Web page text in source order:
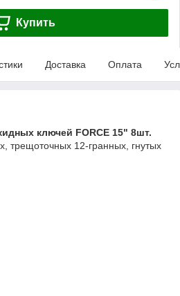
Купить
Доставка Оплата
ключей FORCE 15" 8шт.
трещоточных 12-гранных, гнутых